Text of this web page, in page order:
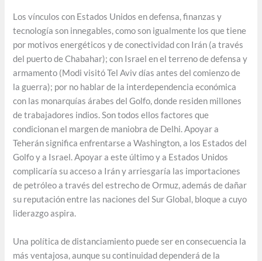
Los vínculos con Estados Unidos en defensa, finanzas y
tecnología son innegables, como son igualmente los que tiene
por motivos energéticos y de conectividad con Irán (a través
del puerto de Chabahar); con Israel en el terreno de defensa y
armamento (Modi visitó Tel Aviv días antes del comienzo de
la guerra); por no hablar de la interdependencia económica
con las monarquías árabes del Golfo, donde residen millones
de trabajadores indios. Son todos ellos factores que
condicionan el margen de maniobra de Delhi. Apoyar a
Teherán significa enfrentarse a Washington, a los Estados del
Golfo y a Israel. Apoyar a este último y a Estados Unidos
complicaría su acceso a Irán y arriesgaría las importaciones
de petróleo a través del estrecho de Ormuz, además de dañar
su reputación entre las naciones del Sur Global, bloque a cuyo
liderazgo aspira.
Una política de distanciamiento puede ser en consecuencia la
más ventajosa, aunque su continuidad dependerá de la